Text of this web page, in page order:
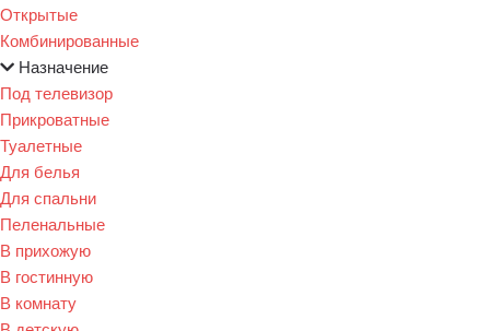
Открытые
Комбинированные
Назначение
Под телевизор
Прикроватные
Туалетные
Для белья
Для спальни
Пеленальные
В прихожую
В гостинную
В комнату